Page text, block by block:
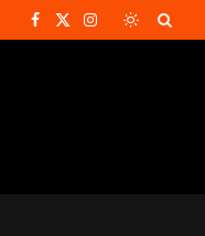
Facebook
X
Instagram